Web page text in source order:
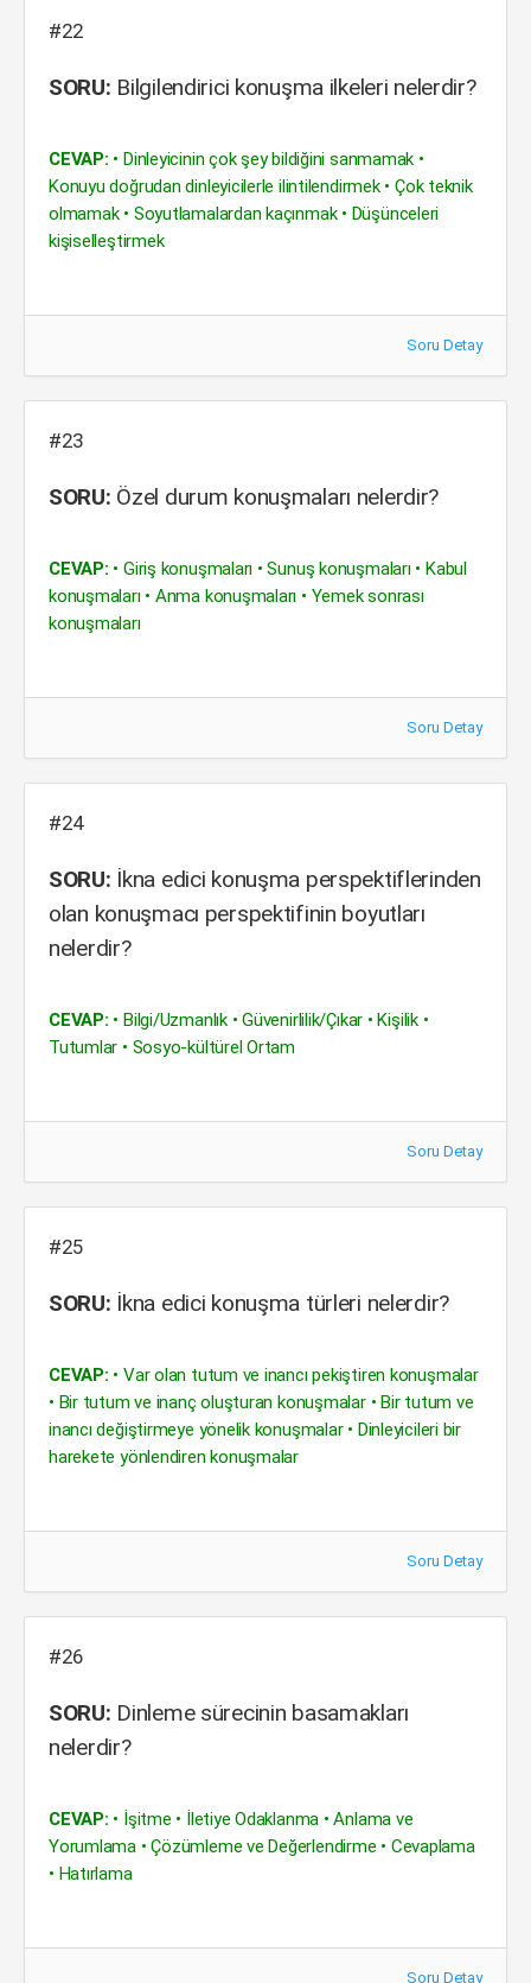
#22
SORU: Bilgilendirici konuşma ilkeleri nelerdir?
CEVAP: • Dinleyicinin çok şey bildiğini sanmamak •
Konuyu doğrudan dinleyicilerle ilintilendirmek • Çok teknik
olmamak • Soyutlamalardan kaçınmak • Düşünceleri
kişiselleştirmek
Soru Detay
#23
SORU: Özel durum konuşmaları nelerdir?
CEVAP: • Giriş konuşmaları • Sunuş konuşmaları • Kabul
konuşmaları • Anma konuşmaları • Yemek sonrası
konuşmaları
Soru Detay
#24
SORU: İkna edici konuşma perspektiflerinden
olan konuşmacı perspektifinin boyutları
nelerdir?
CEVAP: • Bilgi/Uzmanlık • Güvenirlilik/Çıkar • Kişilik •
Tutumlar • Sosyo-kültürel Ortam
Soru Detay
#25
SORU: İkna edici konuşma türleri nelerdir?
CEVAP: • Var olan tutum ve inancı pekiştiren konuşmalar
• Bir tutum ve inanç oluşturan konuşmalar • Bir tutum ve
inancı değiştirmeye yönelik konuşmalar • Dinleyicileri bir
harekete yönlendiren konuşmalar
Soru Detay
#26
SORU: Dinleme sürecinin basamakları
nelerdir?
CEVAP: • İşitme • İletiye Odaklanma • Anlama ve
Yorumlama • Çözümleme ve Değerlendirme • Cevaplama
• Hatırlama
Soru Detay